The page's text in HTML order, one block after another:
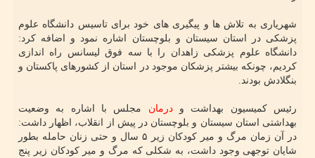
شهریاری به تلاش ها و پیگیری های خود برای تاسیس دانشگاه علوم
پزشکی در استان سیستان و بلوچستان اشاره نمود و اضافه کرد:
دانشگاه علوم پزشکی زاهدان را با سه فوق لیسانس راه اندازی
کردیم، چونکه بیشتر پزشکان موجود در استان از کشورهای پاکستان و
بنگلادش بودند.
رئیس کمیسیون بهداشت ودرمان مجلس با اشاره به وضعیت
بهداشتی استان سیستان و بلوچستان در پیش از انقلاب، اظهار داشت:
در آن زمان مرگ و میر کودکان زیر ۵ سال و حتی زنان حامله بطور
شایان توجهی وجود داشت، به شکلی که مرگ و میر کودکان زیر پنج